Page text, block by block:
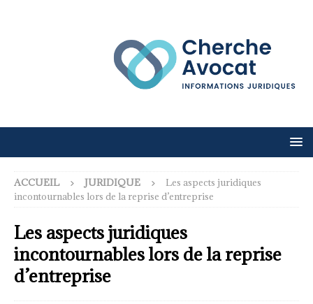
ACCUEIL JURIDIQUE
Les aspects juridiques
incontournables lors de la reprise d’entreprise
Les aspects juridiques
incontournables lors de la reprise
d’entreprise